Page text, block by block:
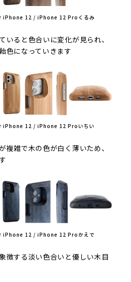
iPhone 12 / iPhone 12 Proくるみ
ると色合いに変化が見られ、
色になっていきます
12 / iPhone 12 Proいちい
雑で木の色が白く薄いため、
iPhone 12 / iPhone 12 Proかえで
徴する淡い色合いと優しい木目